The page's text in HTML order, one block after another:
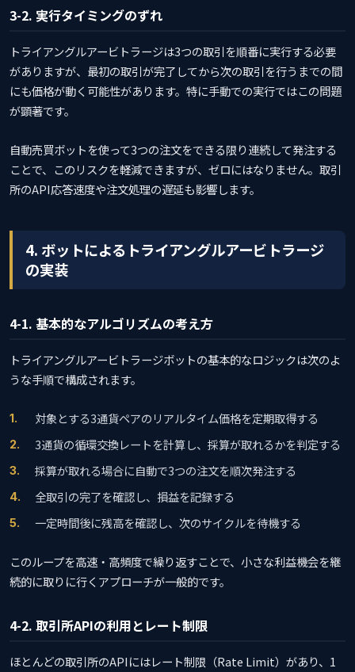
3-2. 実行タイミングのずれ
トライアングルアービトラージは3つの取引を順番に実行する必要
がありますが、最初の取引が完了してから次の取引を行うまでの間
にも価格が動く可能性があります。特に手動での実行ではこの問題
が顕著です。
自動売買ボットを使って3つの注文をできる限り連続して発注する
ことで、このリスクを軽減できますが、ゼロにはなりません。取引
所のAPI応答速度や注文処理の遅延も影響します。
4. ボットによるトライアングルアービトラージ
の実装
4-1. 基本的なアルゴリズムの考え方
トライアングルアービトラージボットの基本的なロジックは次のよ
うな手順で構成されます。
対象とする3通貨ペアのリアルタイム価格を定期取得する
3通貨の循環交換レートを計算し、採算が取れるかを判定する
採算が取れる場合に自動で3つの注文を順次発注する
全取引の完了を確認し、損益を記録する
一定時間後に残高を確認し、次のサイクルを待機する
このループを高速・高頻度で繰り返すことで、小さな利益機会を継
続的に取りに行くアプローチが一般的です。
4-2. 取引所APIの利用とレート制限
ほとんどの取引所のAPIにはレート制限（Rate Limit）があり、1